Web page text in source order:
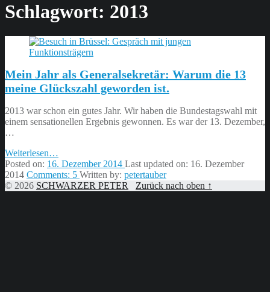
Schlagwort: 2013
Mein Jahr als Generalsekretär: Warum die 13
meine Glückszahl geworden ist.
2013 war schon ein gutes Jahr. Wir haben die Bundestagswahl mit
einem sensationellen Ergebnis gewonnen. Es war der 13. Dezember,
…
Weiterlesen
Jahr
als
Generalsekretär:
…
Posted on: 16. Dezember 2014 Last updated on: 16. Dezember
2014 Comments: 5 Written by: petertauber
© 2026 SCHWARZER PETER Zurück nach oben ↑